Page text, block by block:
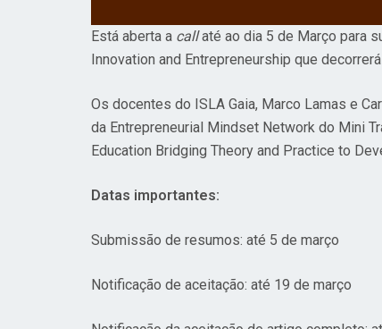
Está aberta a callaté ao dia 5 de Março para
Innovation and Entrepreneurship que
Os docentes do ISLA Gaia, Marco Lamas e
da Entrepreneurial Mindset Network do Mini
Education Bridging Theory and Practice to
Datas importantes:
Submissão de resumos: até 5 de março
Notificação de aceitação: até 19 de março